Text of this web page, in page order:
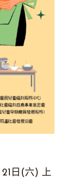
日(六) 上